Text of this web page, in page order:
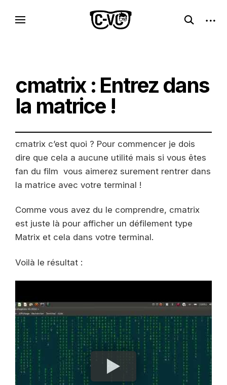
C-VC – Internet Libre, Logiciels & Culture
Geek
Logiciels libres, esprit geek
open
search
open
cmatrix : Entrez dans
la matrice !
cmatrix c’est quoi ? Pour commencer je dois
dire que cela a aucune utilité mais si vous êtes
fan du film vous aimerez surement rentrer dans
la matrice avec votre terminal !
Comme vous avez du le comprendre, cmatrix
est juste là pour afficher un défilement type
Matrix et cela dans votre terminal.
Voilà le résultat :